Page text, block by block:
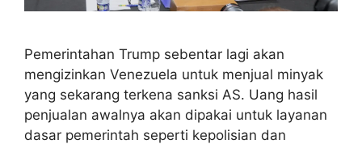
Pemerintahan Trump sebentar lagi akan
mengizinkan Venezuela untuk menjual minyak
yang sekarang terkena sanksi AS. Uang hasil
penjualan awalnya akan dipakai untuk layanan
dasar pemerintah seperti kepolisian dan